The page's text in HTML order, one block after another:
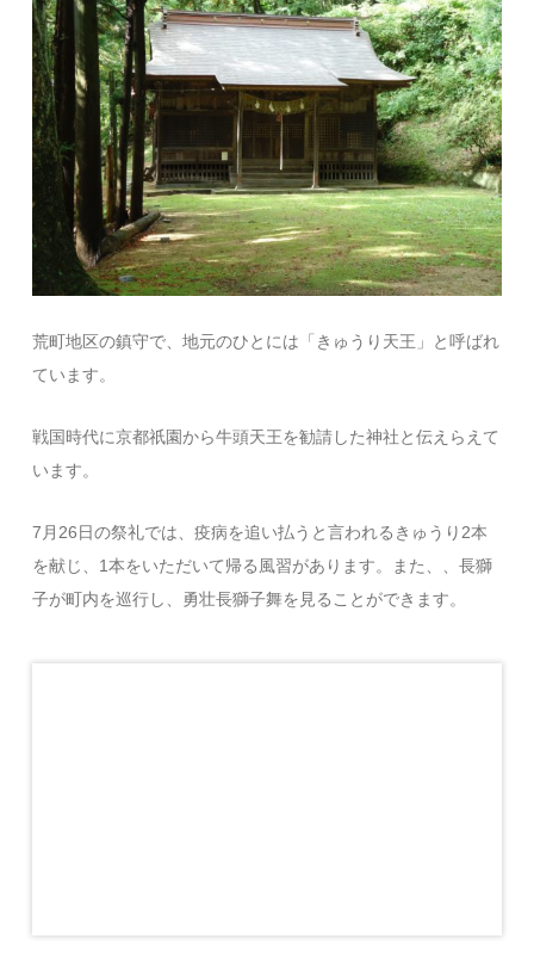
荒町地区の鎮守で、地元のひとには「きゅうり天王」と呼ばれ
ています。
戦国時代に京都祇園から牛頭天王を勧請した神社と伝えらえて
います。
7月26日の祭礼では、疫病を追い払うと言われるきゅうり2本
を献じ、1本をいただいて帰る風習があります。また、、長獅
子が町内を巡行し、勇壮長獅子舞を見ることができます。